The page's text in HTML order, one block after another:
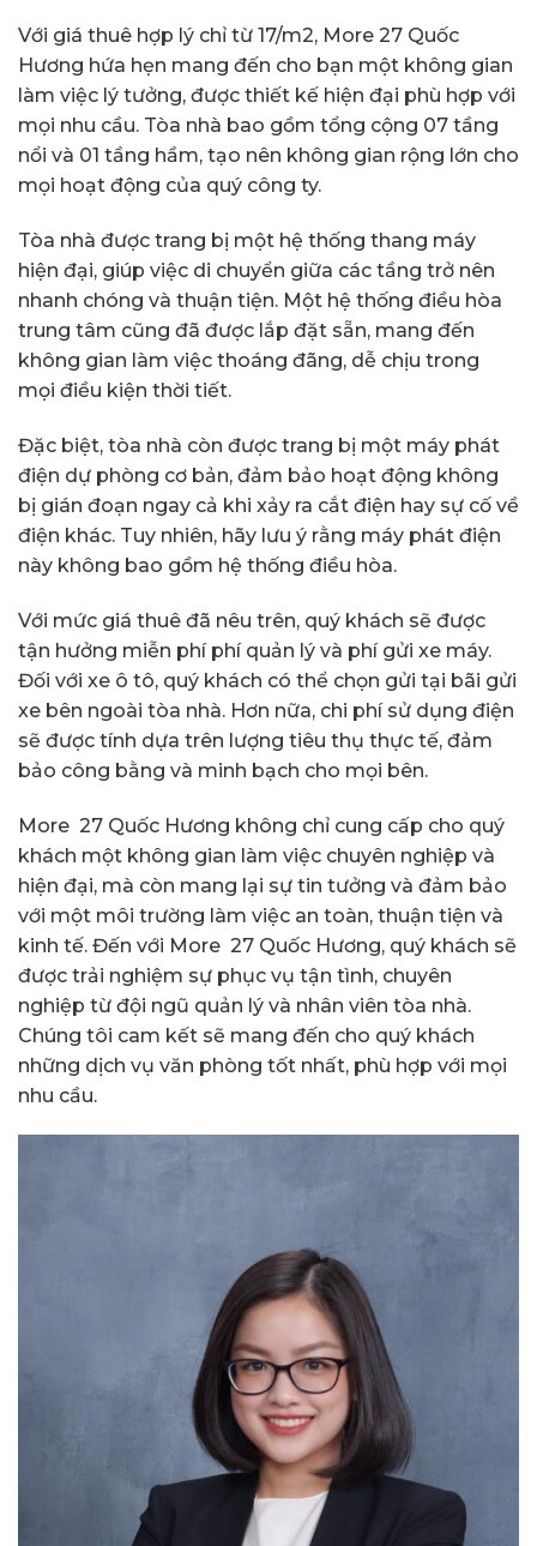
Với giá thuê hợp lý chỉ từ 17/m2, More 27 Quốc
Hương hứa hẹn mang đến cho bạn một không gian
làm việc lý tưởng, được thiết kế hiện đại phù hợp với
mọi nhu cầu. Tòa nhà bao gồm tổng cộng 07 tầng
nổi và 01 tầng hầm, tạo nên không gian rộng lớn cho
mọi hoạt động của quý công ty.
Tòa nhà được trang bị một hệ thống thang máy
hiện đại, giúp việc di chuyển giữa các tầng trở nên
nhanh chóng và thuận tiện. Một hệ thống điều hòa
trung tâm cũng đã được lắp đặt sẵn, mang đến
không gian làm việc thoáng đãng, dễ chịu trong
mọi điều kiện thời tiết.
Đặc biệt, tòa nhà còn được trang bị một máy phát
điện dự phòng cơ bản, đảm bảo hoạt động không
bị gián đoạn ngay cả khi xảy ra cắt điện hay sự cố về
điện khác. Tuy nhiên, hãy lưu ý rằng máy phát điện
này không bao gồm hệ thống điều hòa.
Với mức giá thuê đã nêu trên, quý khách sẽ được
tận hưởng miễn phí phí quản lý và phí gửi xe máy.
Đối với xe ô tô, quý khách có thể chọn gửi tại bãi gửi
xe bên ngoài tòa nhà. Hơn nữa, chi phí sử dụng điện
sẽ được tính dựa trên lượng tiêu thụ thực tế, đảm
bảo công bằng và minh bạch cho mọi bên.
More 27 Quốc Hương không chỉ cung cấp cho quý
khách một không gian làm việc chuyên nghiệp và
hiện đại, mà còn mang lại sự tin tưởng và đảm bảo
với một môi trường làm việc an toàn, thuận tiện và
kinh tế. Đến với More 27 Quốc Hương, quý khách sẽ
được trải nghiệm sự phục vụ tận tình, chuyên
nghiệp từ đội ngũ quản lý và nhân viên tòa nhà.
Chúng tôi cam kết sẽ mang đến cho quý khách
những dịch vụ văn phòng tốt nhất, phù hợp với mọi
nhu cầu.